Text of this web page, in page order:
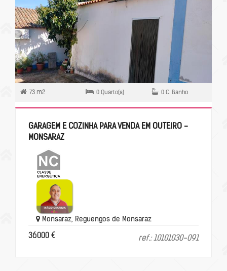
73 m2 0 Quarto(s) 0 C. Banho
GARAGEM E COZINHA PARA VENDA EM OUTEIRO -
MONSARAZ
Monsaraz, Reguengos de Monsaraz
36000 € ref.: 10101030-091